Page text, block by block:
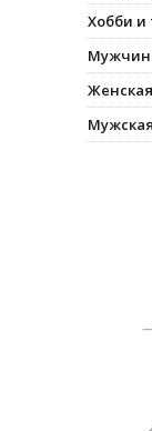
Хобби и